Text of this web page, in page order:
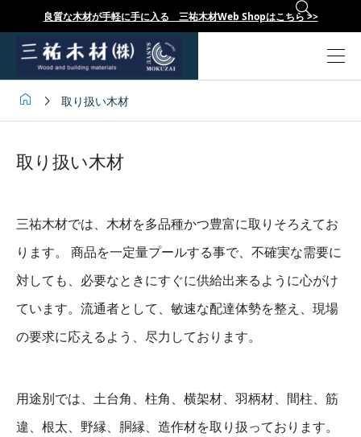
良質な木材が手軽に手に入る 三祐木材Web Shopはこちら >>

  取り扱い木材
取り扱い木材
三祐木材では、木材を多品種かつ豊富に取りそろえてお
ります。 商品を一定量プールする事で、不確実な需要に
対しても、必要なときにすぐに供給出来るように心がけ
ています。流通者として、敏速な配達体勢を整え、現場
の要求に応えるよう、尽力しております。
用途別では、土台角、柱角、横架材、羽柄材、間柱、筋
違、根太、野縁、胴縁、造作材を取り扱っております。